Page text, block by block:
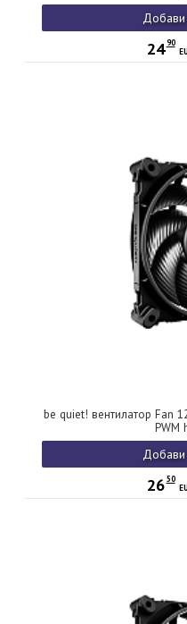
Добави
24 90
be quiet! вентилатор Fan
PWM
Добави
26 50